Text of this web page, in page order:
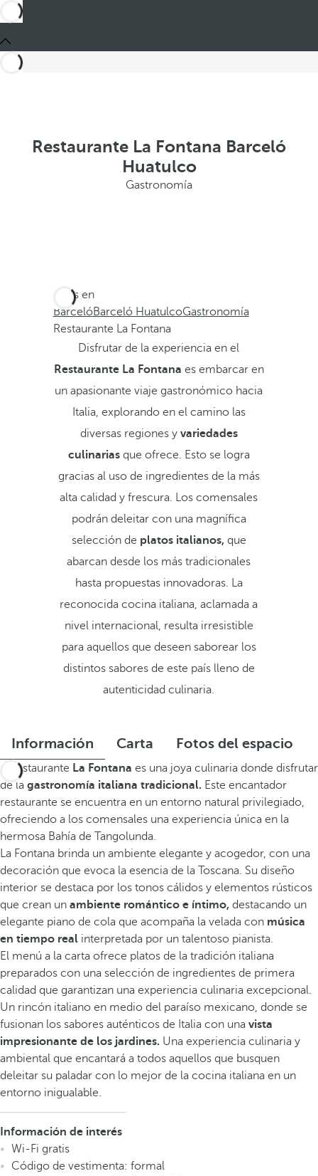
Restaurante La Fontana Barceló
Huatulco
Gastronomía
Estás en
BarcelóBarceló HuatulcoGastronomía
Restaurante La Fontana
Disfrutar de la experiencia en el
Restaurante La Fontana es embarcar en
un apasionante viaje gastronómico hacia
Italia, explorando en el camino las
diversas regiones yvariedades
culinariasque ofrece. Esto se logra
gracias al uso de ingredientes de la más
alta calidad y frescura. Los comensales
podrán deleitar con una magnífica
selección de platos italianos,que
abarcan desde los más tradicionales
hasta propuestas innovadoras. La
reconocida cocina italiana, aclamada a
nivel internacional, resulta irresistible
para aquellos que deseen saborear los
distintos sabores de este país lleno de
autenticidad culinaria.
Información Carta Fotos del espacio
El restaurante La Fontana es una joya culinaria donde disfrutar
de la gastronomía italiana tradicional. Este encantador
restaurante se encuentra en un entorno natural privilegiado,
ofreciendo a los comensales una experiencia única en la
hermosa Bahía de Tangolunda.
La Fontana brinda un ambiente elegante y acogedor, con una
decoración que evoca la esencia de la Toscana. Su diseño
interior se destaca por los tonos cálidos y elementos rústicos
que crean un ambiente romántico e íntimo, destacando un
elegante piano de cola que acompaña la velada con música
en tiempo real interpretada por un talentoso pianista.
El menú a la carta ofrece platos de la tradición italiana
preparados con una selección de ingredientes de primera
calidad que garantizan una experiencia culinaria excepcional.
Un rincón italiano en medio del paraíso mexicano, donde se
fusionan los sabores auténticos de Italia con una vista
impresionante de los jardines. Una experiencia culinaria y
ambiental que encantará a todos aquellos que busquen
deleitar su paladar con lo mejor de la cocina italiana en un
entorno inigualable.
Información de interés
Wi-Fi gratis
Código de vestimenta: formal